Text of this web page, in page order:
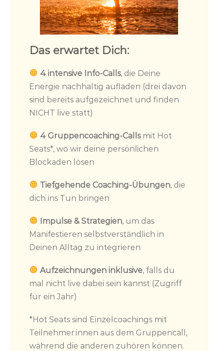
Das erwartet Dich:
4 intensive Info-Calls, die Deine
Energie nachhaltig aufladen (drei davon
sind bereits aufgezeichnet und finden
NICHT live statt)
4 Gruppencoaching-Calls mit Hot
Seats*, wo wir deine persönlichen
Blockaden lösen
Tiefgehende Coaching-Übungen, die
dich ins Tun bringen
Impulse & Strategien, um das
Manifestieren selbstverständlich in
Deinen Alltag zu integrieren
Aufzeichnungen inklusive, falls du
mal nicht live dabei sein kannst (Zugriff
für ein Jahr)
*Hot Seats sind Einzelcoachings mit
Teilnehmer:innen aus dem Gruppencall,
während die anderen zuhören können.